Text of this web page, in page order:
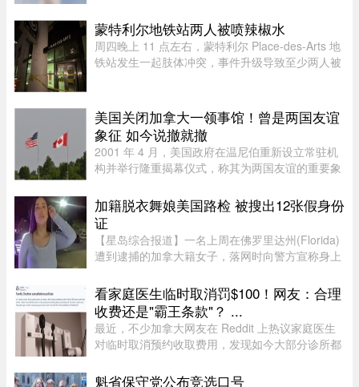
纪最大的女性机翼漫步者”（eldest wing
walker（female））。这已是布罗 ...
蒙特利尔地铁站两人被喷辣椒水
周四晚上 11 点左右，蒙特利尔 Place-des-Arts 地
铁站发生一起肢体冲突，事件升级导致至少两人被
多名乘客。蒙特利尔警方 ...
美国关闭加拿大一领事馆！曾是两国友谊
象征 如今说撤就撤
2001 年 4 月，美国政府在温尼伯重新设立常驻机
构并举行隆重揭幕仪式，称其为两国友谊的重要象
曼省省长 Gary Doer 一同出席仪式。Giffin 表
示：“这不仅体现了美国政 ...
加籍脱衣舞娘美国路检 被搜出12张假身份
证
【星岛综合报道】一名上周在佛罗里达州(Florida)
遭到逮捕的加拿大籍女子，落网时向警方宣称身上
了更惊人的内幕，据称警方其后在她后车箱里发现
的12张假身份证。据《国 ...
看家庭医生临时取消罚$100！网友：合理
收费还是"霸王条款"？ ...
最近，不少加拿大网友在 Reddit 上热议家庭医生
对临时取消预约收取费用，发现如今大部分诊所都
$60至$100之间。多名网友表示，这类收费政策其
魁省保守党公布竞选口号